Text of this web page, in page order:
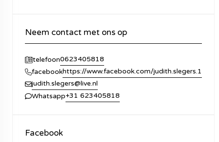
Neem contact met ons op
telefoon0623405818
facebookhttps://www.facebook.com/judith.slegers.1
judith.slegers@live.nl
Whatsapp+31 623405818
Facebook